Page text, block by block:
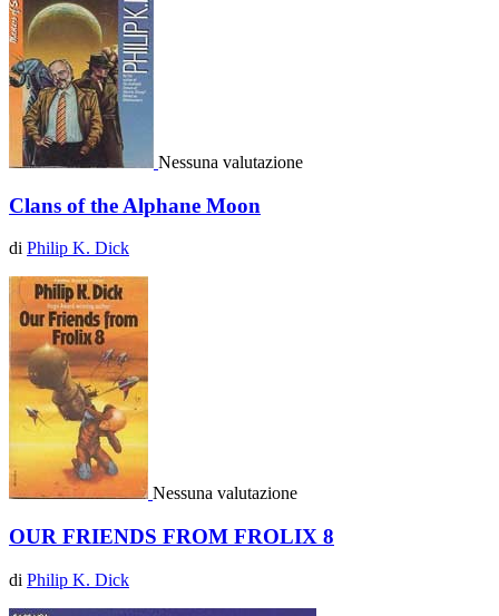
Nessuna valutazione
Clans of the Alphane Moon
di Philip K. Dick
Nessuna valutazione
OUR FRIENDS FROM FROLIX 8
di Philip K. Dick